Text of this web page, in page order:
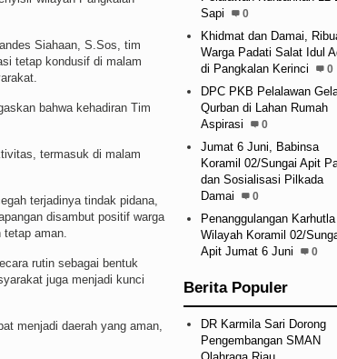
Siahaan, S.Sos, tim
tetap kondusif di malam
bahwa kehadiran Tim
termasuk di malam
terjadinya tindak pidana,
disambut positif warga
tetap aman.
rutin sebagai bentuk
juga menjadi kunci
menjadi daerah yang aman,
Sapi
0
Khidmat dan Damai,
Warga Padati Salat Idul
di Pangkalan Kerinci
0
DPC PKB Pelalawan
Qurban di Lahan Rumah
Aspirasi
0
Jumat 6 Juni, Babinsa
Koramil 02/Sungai Apit
dan Sosialisasi Pilkada
Damai
0
Penanggulangan Karhutla
Wilayah Koramil 02/
Apit Jumat 6 Juni
0
Berita Populer
DR Karmila Sari Dorong
Pengembangan SMAN